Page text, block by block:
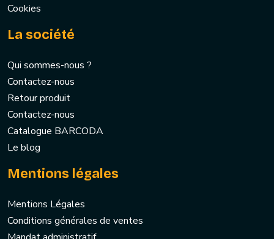
Cookies
La société
Qui sommes-nous ?
Contactez-nous
Retour produit
Contactez-nous
Catalogue BARCODA
Le blog
Mentions légales
Mentions Légales
Conditions générales de ventes